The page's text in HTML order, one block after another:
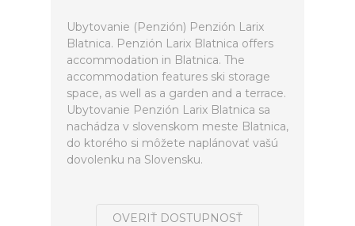
Ubytovanie (Penzión) Penzión Larix
Blatnica. Penzión Larix Blatnica offers
accommodation in Blatnica. The
accommodation features ski storage
space, as well as a garden and a terrace.
Ubytovanie Penzión Larix Blatnica sa
nachádza v slovenskom meste Blatnica,
do ktorého si môžete naplánovať vašú
dovolenku na Slovensku.
OVERIŤ DOSTUPNOSŤ